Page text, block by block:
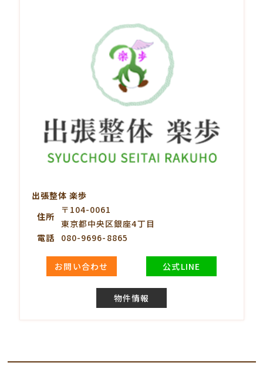
出張整体 楽歩
住所
〒104-0061
東京都中央区銀座4丁目
電話
080-9696-8865
お問い合わせ 公式LINE
物件情報